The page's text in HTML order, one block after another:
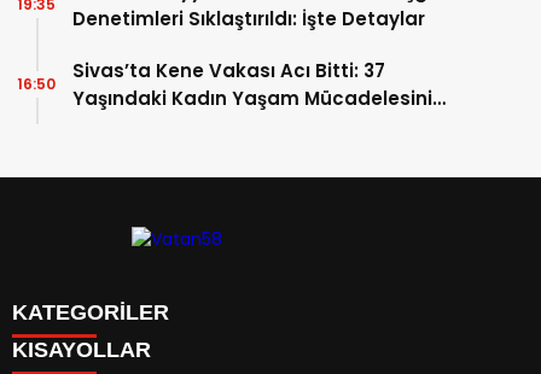
Denetimleri Sıklaştırıldı: İşte Detaylar
19:35
Sivas’ta Kene Vakası Acı Bitti: 37
Yaşındaki Kadın Yaşam Mücadelesini
16:50
KATEGORİLER
KISAYOLLAR